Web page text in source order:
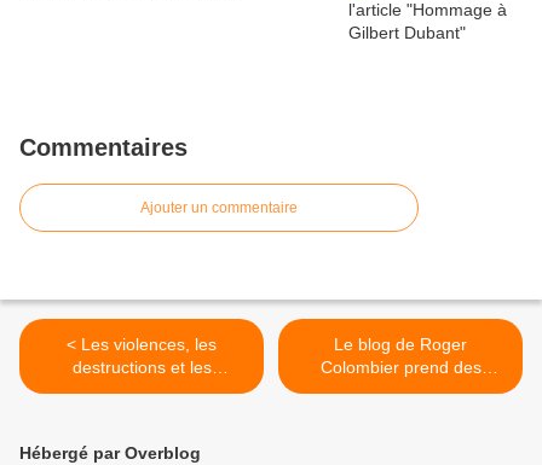
Commentaires
Ajouter un commentaire
< Les violences, les
destructions et les
pillages... et ensuite,
Le blog de Roger
Colombier prend des
vacances mais n'oublie rien
Hébergé par Overblog